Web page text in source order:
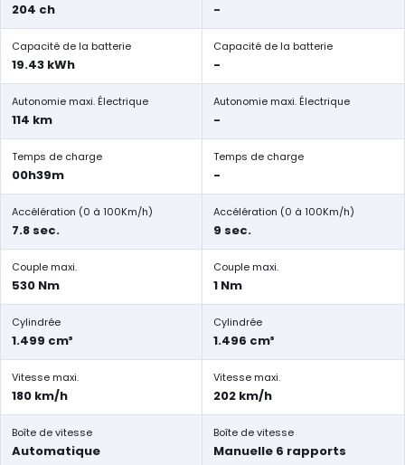
204 ch -
Capacité de la batterie
19.43 kWh
Capacité de la batterie
-
Autonomie maxi. Électrique
114 km
Autonomie maxi. Électrique
-
Temps de charge
00h39m
Temps de charge
-
Accélération (0 à 100Km/h)
7.8 sec.
Accélération (0 à 100Km/h)
9 sec.
Couple maxi.
530 Nm
Couple maxi.
1 Nm
Cylindrée
1.499 cm³
Cylindrée
1.496 cm³
Vitesse maxi.
180 km/h
Vitesse maxi.
202 km/h
Boîte de vitesse
Automatique
Boîte de vitesse
Manuelle 6 rapports